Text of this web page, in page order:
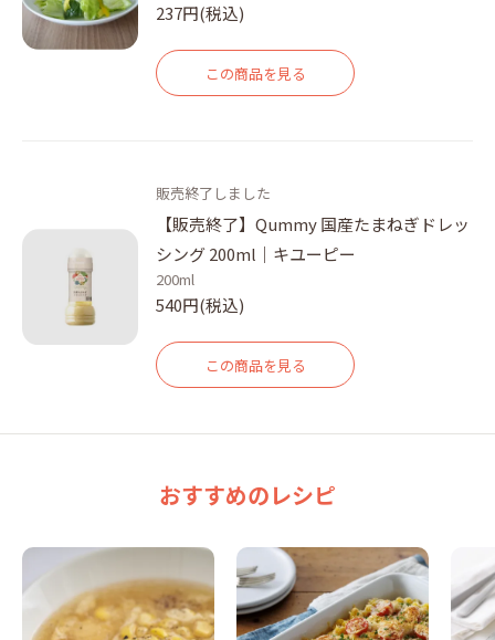
237円(税込)
この商品を見る
販売終了しました
【販売終了】Qummy 国産たまねぎドレッ
シング 200ml｜キユーピー
200ml
540円(税込)
この商品を見る
おすすめのレシピ